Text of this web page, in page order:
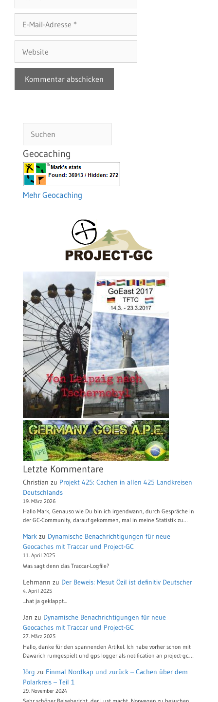
Mail-
Adresse
Geocaching
Mehr Geocaching
Letzte Kommentare
Christian zu Projekt 425: Cachen in allen 425 Landkreisen
Deutschlands
19. März 2026
Hallo Mark, Genauso wie Du bin ich irgendwann, durch Gespräche in
der GC-Community, darauf gekommen, mal in meine Statistik zu…
Mark zu Dynamische Benachrichtigungen für neue
Geocaches mit Traccar und Project-GC
11. April 2025
Was sagt denn das Traccar-Logfile?
Lehmann zu Der Beweis: Mesut Özil ist definitiv Deutscher
4. April 2025
...hat ja geklappt...
Jan zu Dynamische Benachrichtigungen für neue
Geocaches mit Traccar und Project-GC
27. März 2025
Hallo, danke für den spannenden Artikel. Ich habe vorher schon mit
Dawarich rumgespielt und gps logger als notification an project-gc.…
Jörg zu Einmal Nordkap und zurück – Cachen über dem
Polarkreis – Teil 1
29. November 2024